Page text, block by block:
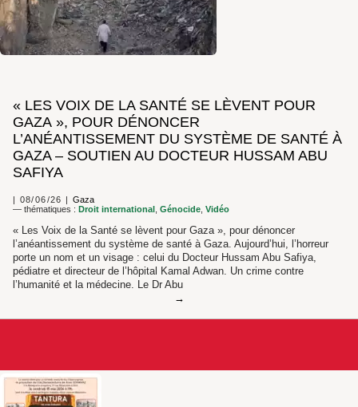
« LES VOIX DE LA SANTÉ SE LÈVENT POUR
GAZA », POUR DÉNONCER
L’ANÉANTISSEMENT DU SYSTÈME DE SANTÉ À
GAZA – SOUTIEN AU DOCTEUR HUSSAM ABU
SAFIYA
08/06/26
Gaza
— thématiques : Droit international Génocide Vidéo
« Les Voix de la Santé se lèvent pour Gaza », pour dénoncer
l’anéantissement du système de santé à Gaza. Aujourd’hui, l’horreur
porte un nom et un visage : celui du Docteur Hussam Abu Safiya,
pédiatre et directeur de l’hôpital Kamal Adwan. Un crime contre
l’humanité et la médecine. Le Dr Abu